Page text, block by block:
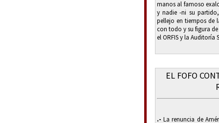
manos al famoso
y nadie -ni su
pellejo en tiempos de
con todo y su figura
el ORFIS y la Auditoría
EL FOFO
.- La renuncia de